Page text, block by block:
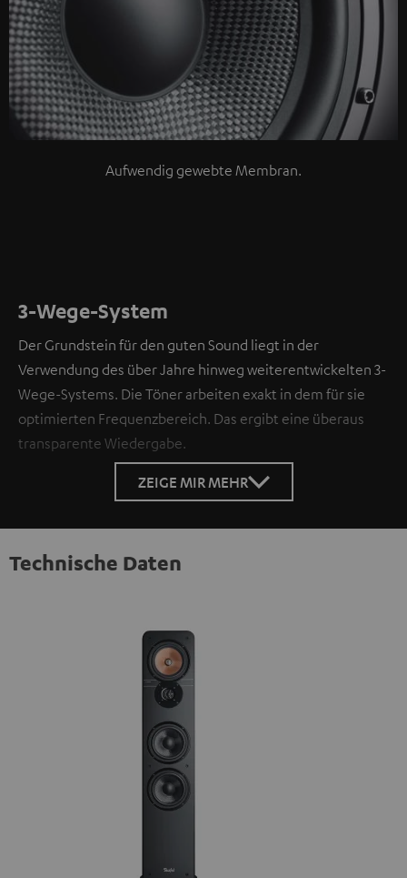
Aufwendig gewebte Membran.
3-Wege-System
Der Grundstein für den guten Sound liegt in der
Verwendung des über Jahre hinweg weiterentwickelten 3-
Wege-Systems. Die Töner arbeiten exakt in dem für sie
optimierten Frequenzbereich. Das ergibt eine überaus
transparente Wiedergabe.
ZEIGE MIR MEHR
Technische Daten